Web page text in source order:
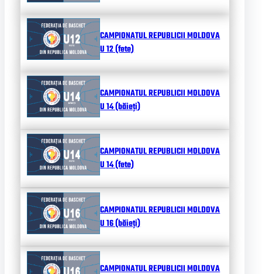
CAMPIONATUL REPUBLICII MOLDOVA
U 12 (fete)
CAMPIONATUL REPUBLICII MOLDOVA
U 14 (băieți)
CAMPIONATUL REPUBLICII MOLDOVA
U 14 (fete)
CAMPIONATUL REPUBLICII MOLDOVA
U 16 (băieți)
CAMPIONATUL REPUBLICII MOLDOVA